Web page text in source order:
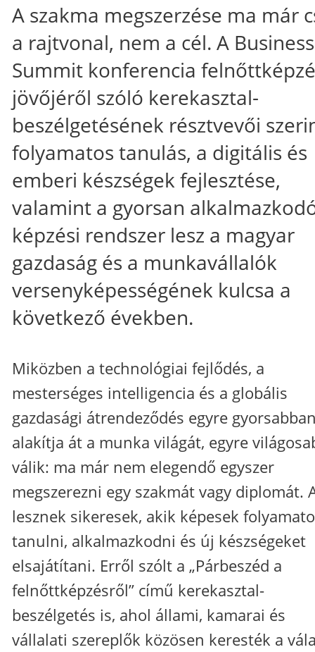
A szakma megszerzése ma már
a rajtvonal, nem a cél. A Business
Summit konferencia
jövőjéről szóló kerekasztal-
beszélgetésének résztvevői
folyamatos tanulás, a digitális és
emberi készségek fejlesztése,
valamint a gyorsan
képzési rendszer lesz a magyar
gazdaság és a munkavállalók
versenyképességének kulcsa a
következő években.
Miközben a technológiai fejlődés, a
mesterséges intelligencia és a globális
gazdasági átrendeződés egyre
alakítja át a munka világát, egyre
válik: ma már nem elegendő egyszer
megszerezni egy szakmát vagy diplomát.
lesznek sikeresek, akik képesek
tanulni, alkalmazkodni és új készségeket
elsajátítani. Erről szólt a „Párbeszéd a
felnőttképzésről” című kerekasztal-
beszélgetés is, ahol állami, kamarai és
vállalati szereplők közösen keresték a